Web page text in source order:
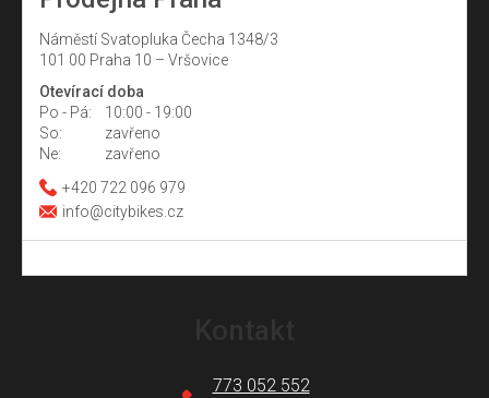
Náměstí Svatopluka Čecha 1348/3
101 00 Praha 10 – Vršovice
Otevírací doba
Po - Pá:
10:00 - 19:00
So:
zavřeno
Ne:
zavřeno
+420 722 096 979
info@citybikes.cz
773 052 552